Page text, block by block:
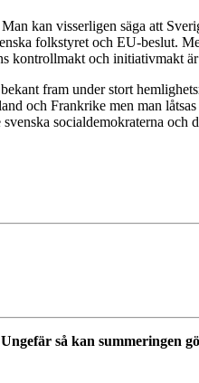
kan visserligen säga att
folkstyret och EU-beslut.
kontrollmakt och initiativmakt är
fram under stort
och Frankrike men man låtsas
socialdemokraterna och
så kan summeringen